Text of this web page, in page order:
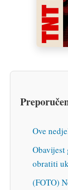
Ove
Obavijest
obratiti
(FOTO)